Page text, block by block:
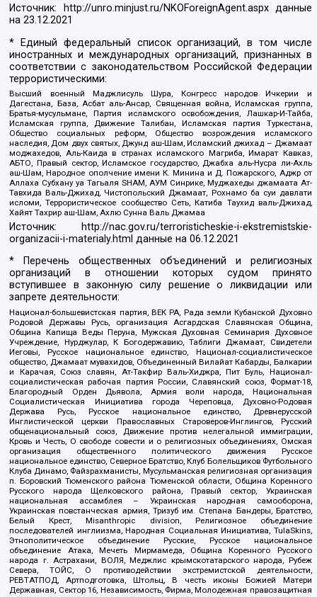
Источник: http://unro.minjust.ru/NKOForeignAgent.aspxданные
на23.12.2021
* Единый федеральный список организаций, в том числе
иностранных и международных организаций, признанных в
соответствии с законодательством Российской Федерации
террористическими:
Высший военный Маджлисуль Шура, Конгресс народов Ичкерии и
Дагестана, База, Асбат аль-Ансар, Священная война, Исламская группа,
Братья-мусульмане, Партия исламского освобождения, Лашкар-И-Тайба,
Исламская группа, Движение Талибан, Исламская партия Туркестана,
Общество социальных реформ, Общество возрождения исламского
наследия, Дом двух святых, Джунд аш-Шам, Исламский джихад – Джамаат
моджахедов, Аль-Каида в странах исламского Магриба, Имарат Кавказ,
АБТО, Правый сектор, Исламское государство, Джабха аль-Нусра ли-Ахль
аш-Шам, Народное ополчение имени К. Минина и Д. Пожарского, Аджр от
Аллаха Субхану уа Тагьаля SHAM, АУМ Синрике, Муджахеды джамаата Ат-
Тавхида Валь-Джихад, Чистопольский Джамаат, Рохнамо ба суи давлати
исломи, Террористическое сообщество Сеть, Катиба Таухид валь-Джихад,
Хайят Тахрир аш-Шам, Ахлю Сунна Валь Джамаа
Источник:
http://nac.gov.ru/terroristicheskie-i-ekstremistskie-
organizacii-i-materialy.html данные на06.12.2021
* Перечень общественных объединений и религиозных
организаций в отношении которых судом принято
вступившее в законную силу решение о ликвидации или
запрете деятельности:
Национал-большевистская партия, ВЕК РА, Рада земли Кубанской Духовно
Родовой Державы Русь, организация Асгардская Славянская Община,
Община Капища Веды Перуна, Мужская Духовная Семинария Духовное
Учреждение, Нурджулар, К Богодержавию, Таблиги Джамаат, Свидетели
Иеговы, Русское национальное единство, Национал-социалистическое
общество, Джамаат мувахидов, Объединенный Вилайат Кабарды, Балкарии
и Карачая, Союз славян, Ат-Такфир Валь-Хиджра, Пит Буль, Национал-
социалистическая рабочая партия России, Славянский союз, Формат-18,
Благородный Орден Дьявола, Армия воли народа, Национальная
Социалистическая Инициатива города Череповца, Духовно-Родовая
Держава Русь, Русское национальное единство, Древнерусской
Инглистической церкви Православных Староверов-Инглингов, Русский
общенациональный союз, Движение против нелегальной иммиграции,
Кровь и Честь, О свободе совести и о религиозных объединениях, Омская
организация общественного политического движения Русское
национальное единство, Северное Братство, Клуб Болельщиков Футбольного
Клуба Динамо, Файзрахманисты, Мусульманская религиозная организация
п. Боровский Тюменского района Тюменской области, Община Коренного
Русского народа Щелковского района, Правый сектор, Украинская
национальная ассамблея – Украинская народная самооборона,
Украинская повстанческая армия, Тризуб им. Степана Бандеры, Братство,
Белый Крест, Misanthropic division, Религиозное объединение
последователей инглиизма, Народная Социальная Инициатива, TulaSkins,
Этнополитическое объединение Русские, Русское национальное
объединение Атака, Мечеть Мирмамеда, Община Коренного Русского
народа г. Астрахани, ВОЛЯ, Меджлис крымскотатарского народа, Рубеж
Севера, ТОЙС, О противодействии экстремистской деятельности,
РЕВТАТПОД, Артподготовка, Штольц, В честь иконы Божией Матери
Державная, Сектор 16, Независимость, Фирма, Молодежная правозащитная